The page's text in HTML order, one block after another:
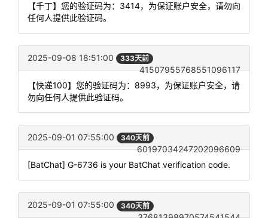
【千丁】您的验证码为：3414，为保证账户安全，请勿向
任何人提供此验证码。
2025-09-08 18:51:00 333天前
41507955768551096117
【快递100】您的验证码为：8993，为保证账户安全，请
勿向任何人提供此验证码。
2025-09-01 07:55:00 340天前
60197034247202096609
[BatChat] G-6736 is your BatChat verification code.
2025-09-01 07:55:00 340天前